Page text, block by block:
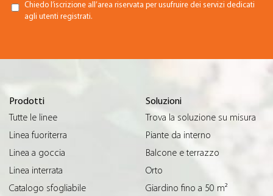
Chiedo l’iscrizione all’area riservata per usufruire dei servizi dedicati
agli utenti registrati.
Prodotti
Tutte le linee
Linea fuoriterra
Linea a goccia
Linea interrata
Catalogo sfogliabile
Soluzioni
Trova la soluzione su misura
Piante da interno
Balcone e terrazzo
Orto
Giardino fino a 50 m²